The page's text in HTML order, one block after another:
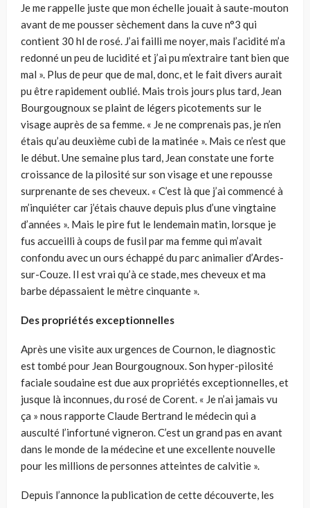
Je me rappelle juste que mon échelle jouait à saute-mouton
avant de me pousser sèchement dans la cuve n°3 qui
contient 30 hl de rosé. J’ai failli me noyer, mais l’acidité m’a
redonné un peu de lucidité et j’ai pu m’extraire tant bien que
mal ». Plus de peur que de mal, donc, et le fait divers aurait
pu être rapidement oublié. Mais trois jours plus tard, Jean
Bourgougnoux se plaint de légers picotements sur le
visage auprès de sa femme. « Je ne comprenais pas, je n’en
étais qu’au deuxième cubi de la matinée ». Mais ce n’est que
le début. Une semaine plus tard, Jean constate une forte
croissance de la pilosité sur son visage et une repousse
surprenante de ses cheveux. « C’est là que j’ai commencé à
m’inquiéter car j’étais chauve depuis plus d’une vingtaine
d’années ». Mais le pire fut le lendemain matin, lorsque je
fus accueilli à coups de fusil par ma femme qui m’avait
confondu avec un ours échappé du parc animalier d’Ardes-
sur-Couze. Il est vrai qu’à ce stade, mes cheveux et ma
barbe dépassaient le mètre cinquante ».
Des propriétés exceptionnelles
Après une visite aux urgences de Cournon, le diagnostic
est tombé pour Jean Bourgougnoux. Son hyper-pilosité
faciale soudaine est due aux propriétés exceptionnelles, et
jusque là inconnues, du rosé de Corent. « Je n’ai jamais vu
ça » nous rapporte Claude Bertrand le médecin qui a
ausculté l’infortuné vigneron. C’est un grand pas en avant
dans le monde de la médecine et une excellente nouvelle
pour les millions de personnes atteintes de calvitie ».
Depuis l’annonce la publication de cette découverte, les